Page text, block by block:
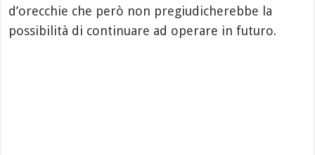
d’orecchie che però non pregiudicherebbe la
possibilità di continuare ad operare in futuro.